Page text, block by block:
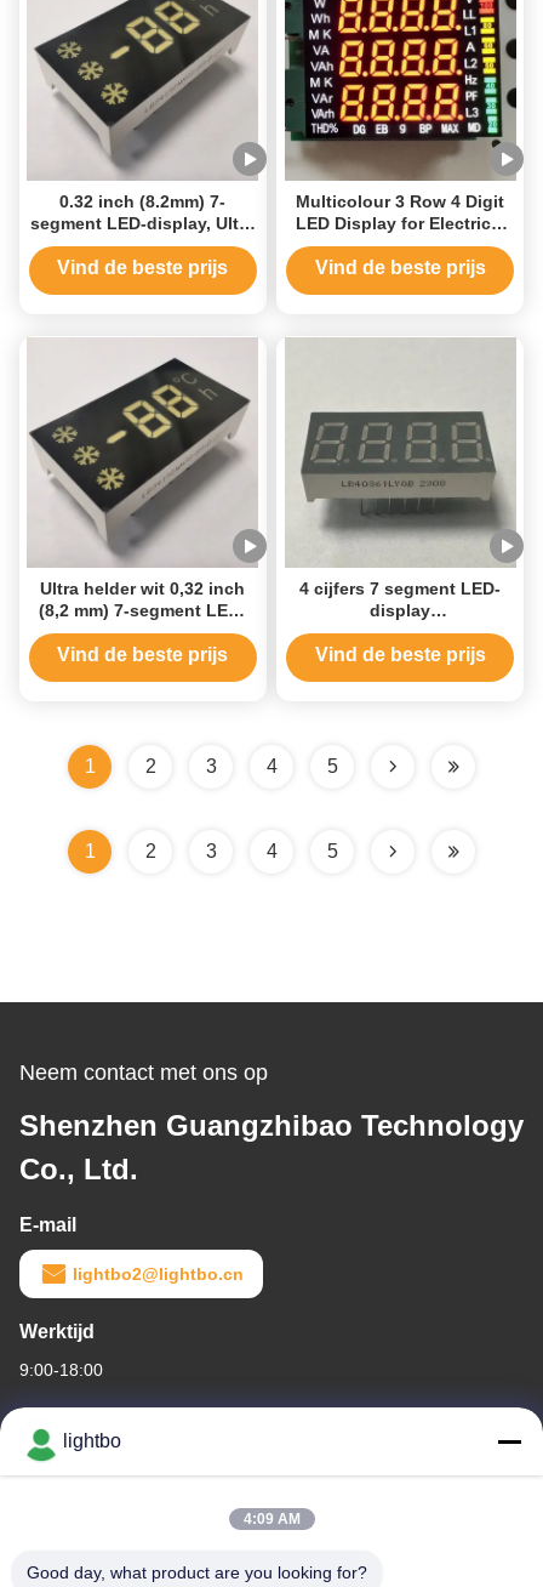
0.32 inch (8.2mm) 7-
segment LED-display, Ultra
Bright White, Common
Anode voor koelkast &
huishoudelijke apparaten
Vind de beste prijs
Multicolour 3 Row 4 Digit
LED Display for Electrical
Multimeters
Vind de beste prijs
Ultra helder wit 0,32 inch
(8,2 mm) 7-segment LED-
scherm
gemeenschappelijke
Vind de beste prijs
4 cijfers 7 segment LED-
display
gemeenschappelijke
anode voor
Vind de beste prijs
1 2 3 4 5
1 2 3 4 5
Neem contact met ons op
Shenzhen Guangzhibao Technology
Co., Ltd.
E-mail
lightbo2@lightbo.cn
Werktijd
9:00-18:00
Ons adres
DEVELOPMENT gebouw, NO. 5298, SHAHE WEST ROAD, XILI
lightbo
4:09 AM
Good day, what product are you looking for?